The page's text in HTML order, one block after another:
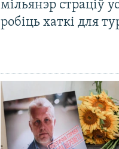
мільянэр страціў
робіць хаткі для